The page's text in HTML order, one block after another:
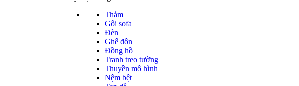
Thảm
Gối sofa
Đèn
Ghế đôn
Đồng hồ
Tranh treo tường
Thuyền mô hình
Nệm bệt